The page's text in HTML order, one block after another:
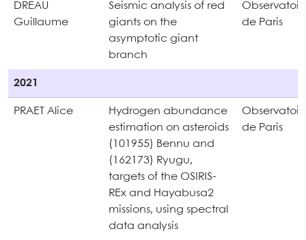
DREAU
Guillaume
Seismic analysis of red
giants on the
asymptotic giant
branch
de Paris
2021
PRAET Alice
Hydrogen abundance
estimation on asteroids
(101955) Bennu and
(162173) Ryugu,
targets of the OSIRIS-
REx and Hayabusa2
missions, using spectral
data analysis
de Paris